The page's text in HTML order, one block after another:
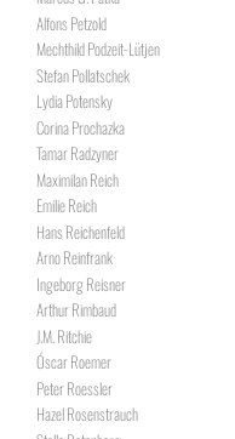
Alfons Petzold
Mechthild Podzeit-Lütjen
Stefan Pollatschek
Lydia Potensky
Corina Prochazka
Tamar Radzyner
Maximilan Reich
Emilie Reich
Hans Reichenfeld
Arno Reinfrank
Ingeborg Reisner
Arthur Rimbaud
J.M. Ritchie
Óscar Roemer
Peter Roessler
Hazel Rosenstrauch